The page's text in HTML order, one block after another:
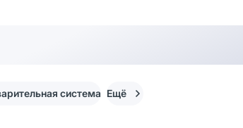
система Ещё